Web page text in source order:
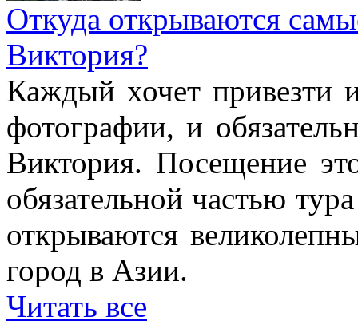
Откуда открываются
Виктория?
Каждый хочет привезти
фотографии, и
Виктория. Посещение
обязательной частью
открываются
город в Азии.
Читать все